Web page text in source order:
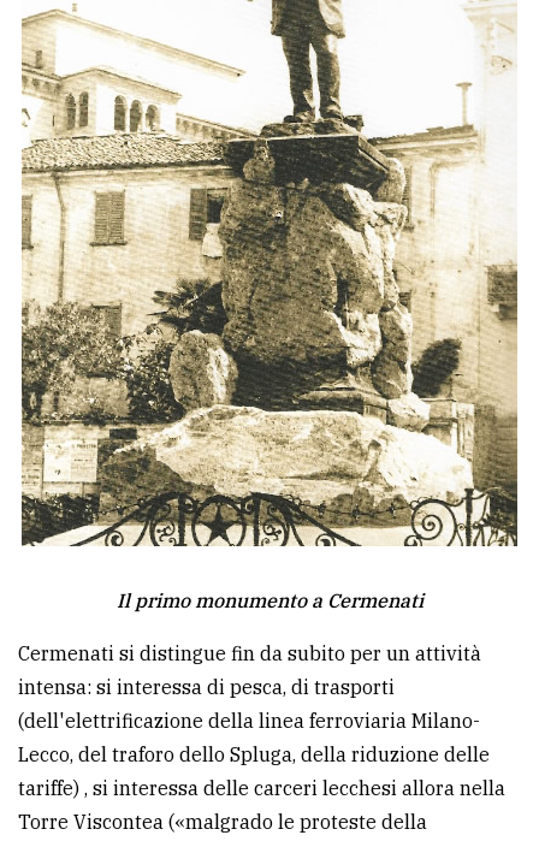
Il primo monumento a Cermenati
Cermenati si distingue fin da subito per un attività
intensa: si interessa di pesca, di trasporti
(dell'elettrificazione della linea ferroviaria Milano-
Lecco, del traforo dello Spluga, della riduzione delle
tariffe) , si interessa delle carceri lecchesi allora nella
Torre Viscontea («malgrado le proteste della